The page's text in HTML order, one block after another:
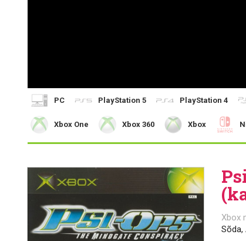
PC PlayStation 5 PlayStation 4
Xbox One Xbox 360 Xbox
Xbox
Sõda,